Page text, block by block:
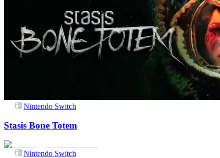
Nintendo Switch
Stasis Bone Totem
Nintendo Switch